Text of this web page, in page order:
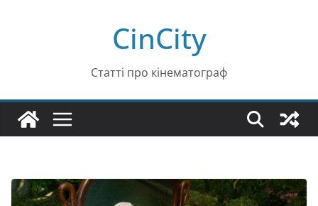
CinCity
Статті про кінематограф